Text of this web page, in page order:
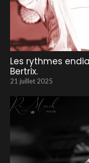
Les rythmes
Bertrix.
21 juillet 2025